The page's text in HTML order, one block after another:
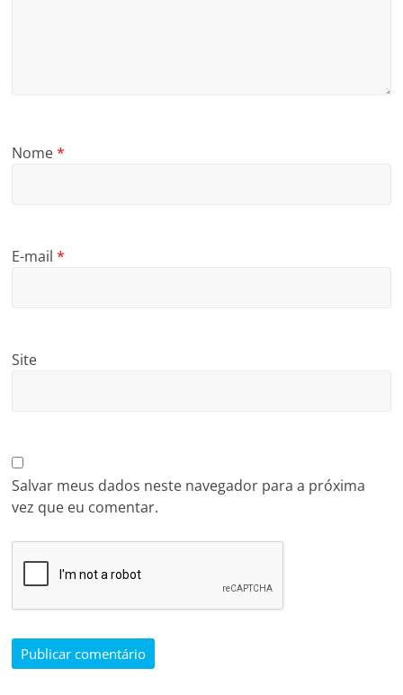
Nome*
E-mail*
Site
Salvar meus dados neste navegador para a próxima
vez que eu comentar.